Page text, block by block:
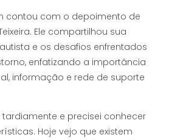
contou com o depoimento de
Ele compartilhou sua
e os desafios enfrentados
enfatizando a importância
informação e rede de suporte
tardiamente e precisei conhecer
Hoje vejo que existem